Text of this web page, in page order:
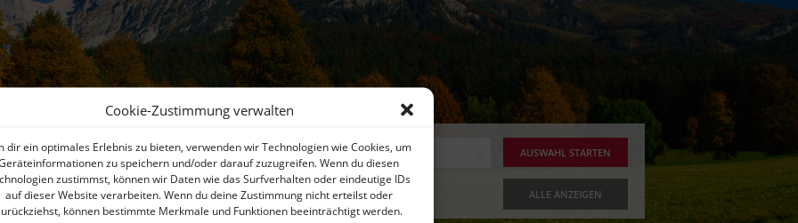
Cookie-Zustimmung verwalten
dir ein optimales Erlebnis zu bieten, verwenden wir Technologien wie Cookies, um
zu speichern und/oder darauf zuzugreifen. Wenn du diesen
zustimmst, können wir Daten wie das Surfverhalten oder eindeutige IDs
auf dieser Website verarbeiten. Wenn du deine Zustimmung nicht erteilst oder
können bestimmte Merkmale und Funktionen beeinträchtigt werden.
Alle Immobilientypen Alle Standorte
ALLE ANZEIGEN